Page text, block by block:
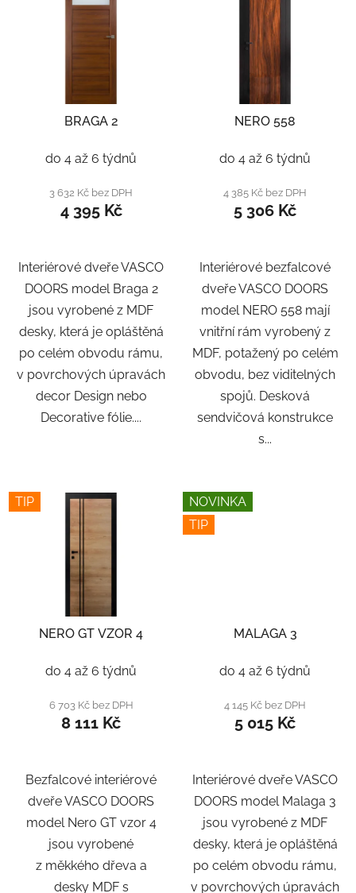
BRAGA 2
do 4 až 6 týdnů
3 632 Kč bez DPH
4 395 Kč
Interiérové dveře VASCO
DOORS model Braga 2
jsou vyrobené z MDF
desky, která je opláštěná
po celém obvodu rámu,
v povrchových úpravách
decor Design nebo
Decorative fólie....
NERO 558
do 4 až 6 týdnů
4 385 Kč bez DPH
5 306 Kč
Interiérové bezfalcové
dveře VASCO DOORS
model NERO 558 mají
vnitřní rám vyrobený z
MDF, potažený po celém
obvodu, bez viditelných
spojů. Desková
sendvičová konstrukce
s...
TIP
NERO GT VZOR 4
do 4 až 6 týdnů
6 703 Kč bez DPH
8 111 Kč
Bezfalcové interiérové
dveře VASCO DOORS
model Nero GT vzor 4
jsou vyrobené
z měkkého dřeva a
desky MDF s
NOVINKA
TIP
MALAGA 3
do 4 až 6 týdnů
4 145 Kč bez DPH
5 015 Kč
Interiérové dveře VASCO
DOORS model Malaga 3
jsou vyrobené z MDF
desky, která je opláštěná
po celém obvodu rámu,
v povrchových úpravách